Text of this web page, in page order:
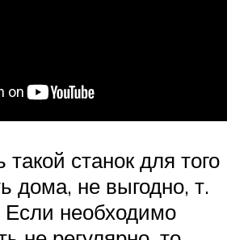
такой станок для того
дома, не выгодно, т.
Если необходимо